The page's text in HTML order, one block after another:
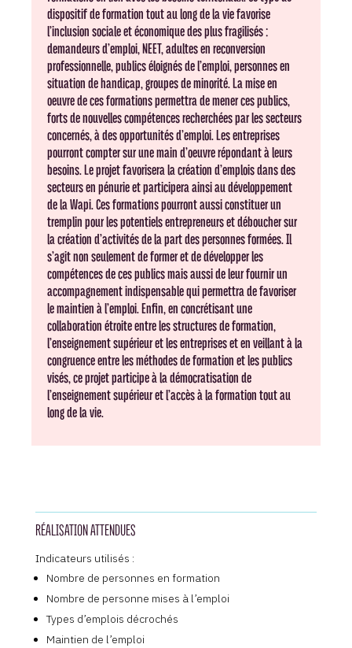
dispositif de formation tout au long de la vie favorise
l’inclusion sociale et économique des plus fragilisés :
demandeurs d’emploi, NEET, adultes en reconversion
professionnelle, publics éloignés de l’emploi, personnes en
situation de handicap, groupes de minorité. La mise en
oeuvre de ces formations permettra de mener ces publics,
forts de nouvelles compétences recherchées par les secteurs
concernés, à des opportunités d’emploi. Les entreprises
pourront compter sur une main d’oeuvre répondant à leurs
besoins. Le projet favorisera la création d’emplois dans des
secteurs en pénurie et participera ainsi au développement
de la Wapi. Ces formations pourront aussi constituer un
tremplin pour les potentiels entrepreneurs et déboucher sur
la création d’activités de la part des personnes formées. Il
s’agit non seulement de former et de développer les
compétences de ces publics mais aussi de leur fournir un
accompagnement indispensable qui permettra de favoriser
le maintien à l’emploi. Enfin, en concrétisant une
collaboration étroite entre les structures de formation,
l’enseignement supérieur et les entreprises et en veillant à la
congruence entre les méthodes de formation et les publics
visés, ce projet participe à la démocratisation de
l’enseignement supérieur et l’accès à la formation tout au
long de la vie.
RÉALISATION ATTENDUES
Indicateurs utilisés :
Nombre de personnes en formation
Nombre de personne mises à l’emploi
Types d’emplois décrochés
Maintien de l’emploi